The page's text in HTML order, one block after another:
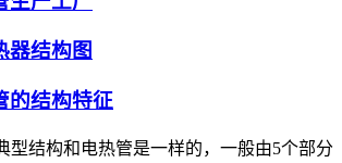
器结构图
的结构特征
型结构和电热管是一样的，一般由5个部分